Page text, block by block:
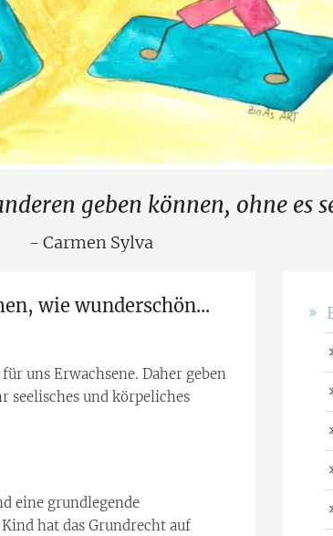
geben können, ohne es
- Carmen Sylva
wie wunderschön...
uns Erwachsene. Daher geben
seelisches und körpeliches
eine grundlegende
hat das Grundrecht auf